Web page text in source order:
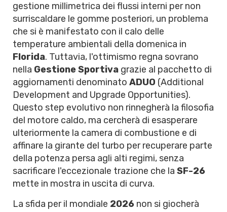
gestione millimetrica dei flussi interni per non
surriscaldare le gomme posteriori, un problema
che si è manifestato con il calo delle
temperature ambientali della domenica in
Florida. Tuttavia, l'ottimismo regna sovrano
nella Gestione Sportiva grazie al pacchetto di
aggiornamenti denominato ADUO (Additional
Development and Upgrade Opportunities).
Questo step evolutivo non rinnegherà la filosofia
del motore caldo, ma cercherà di esasperare
ulteriormente la camera di combustione e di
affinare la girante del turbo per recuperare parte
della potenza persa agli alti regimi, senza
sacrificare l'eccezionale trazione che la SF-26
mette in mostra in uscita di curva.
La sfida per il mondiale 2026 non si giocherà